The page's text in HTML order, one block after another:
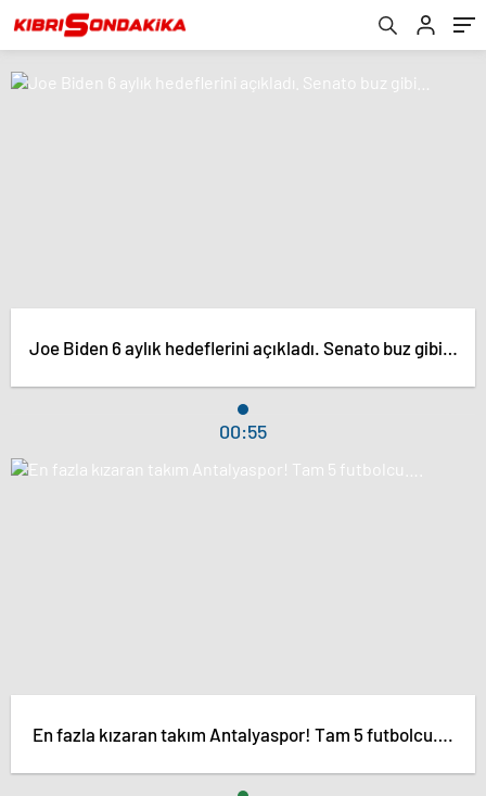
Joe Biden 6 aylık hedeflerini açıkladı. Senato buz gibi…
00:55
En fazla kızaran takım Antalyaspor! Tam 5 futbolcu….